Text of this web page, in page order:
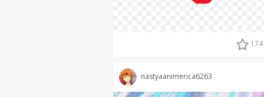
174
nastyaanimerica6263